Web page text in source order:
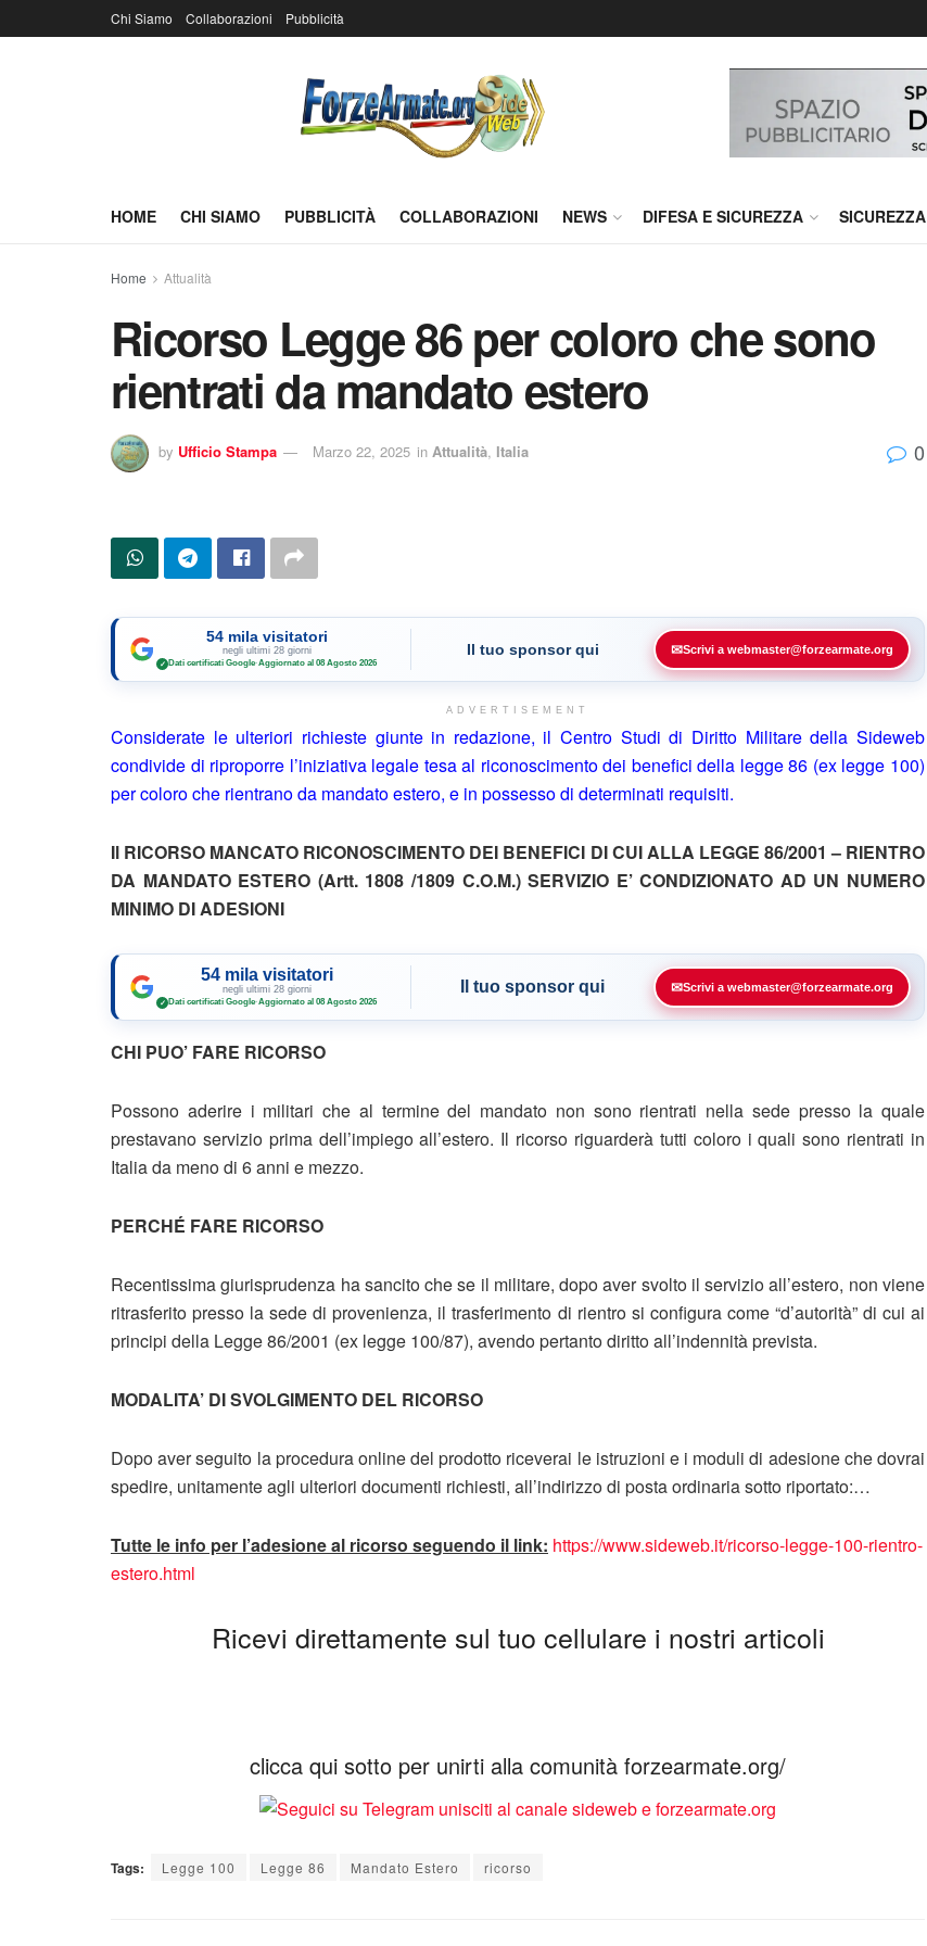
Chi Siamo Collaborazioni Pubblicità
HOME CHI SIAMO PUBBLICITÀ COLLABORAZIONI NEWS DIFESA E SICUREZZA SICUREZZA
Home Attualità
Ricorso Legge 86 per coloro che sono
rientrati da mandato estero
by Ufficio Stampa Marzo 22, 2025 in Attualità, Italia 0
54 mila visitatori
negli ultimi 28 giorni
✓ Dati certificati Google·Aggiornato al 08 Agosto 2026
Il tuo sponsor qui ✉Scrivi a webmaster@forzearmate.org
ADVERTISEMENT
Considerate le ulteriori richieste giunte in redazione, il Centro Studi di Diritto Militare della Sideweb
condivide di riproporre l’iniziativa legale tesa al riconoscimento dei benefici della legge 86 (ex legge 100)
per coloro che rientrano da mandato estero, e in possesso di determinati requisiti.
Il RICORSO MANCATO RICONOSCIMENTO DEI BENEFICI DI CUI ALLA LEGGE 86/2001 – RIENTRO
DA MANDATO ESTERO (Artt. 1808 /1809 C.O.M.)SERVIZIO E’ CONDIZIONATO AD UN NUMERO
MINIMO DI ADESIONI
54 mila visitatori
negli ultimi 28 giorni
✓ Dati certificati Google·Aggiornato al 08 Agosto 2026
Il tuo sponsor qui ✉Scrivi a webmaster@forzearmate.org
CHI PUO’ FARE RICORSO
Possono aderire i militari che al termine del mandato non sono rientrati nella sede presso la quale
prestavano servizio prima dell’impiego all’estero. Il ricorso riguarderà tutti coloro i quali sono rientrati in
Italia da meno di 6 anni e mezzo.
PERCHÉ FARE RICORSO
Recentissima giurisprudenza ha sancito che se il militare, dopo aver svolto il servizio all’estero, non viene
ritrasferito presso la sede di provenienza, il trasferimento di rientro si configura come “d’autorità” di cui ai
principi della Legge 86/2001 (ex legge 100/87), avendo pertanto diritto all’indennità prevista.
MODALITA’ DI SVOLGIMENTO DEL RICORSO
Dopo aver seguito la procedura online del prodotto riceverai le istruzioni e i moduli di adesione che dovrai
spedire, unitamente agli ulteriori documenti richiesti, all’indirizzo di posta ordinaria sotto riportato:…
Tutte le info per l’adesione al ricorso seguendo il link: https://www.sideweb.it/ricorso-legge-100-rientro-
estero.html
Ricevi direttamente sul tuo cellulare i nostri articoli
clicca qui sotto per unirti alla comunità forzearmate.org/
Tags: Legge 100 Legge 86 Mandato Estero ricorso